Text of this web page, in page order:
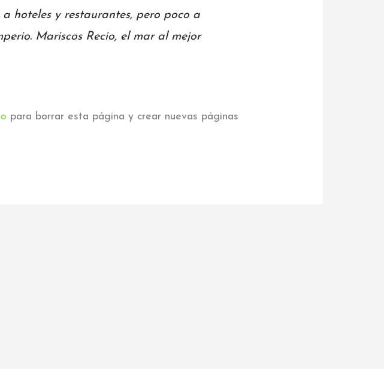
hoteles y restaurantes, pero poco a
Mariscos Recio, el mar al mejor
para borrar esta página y crear nuevas páginas